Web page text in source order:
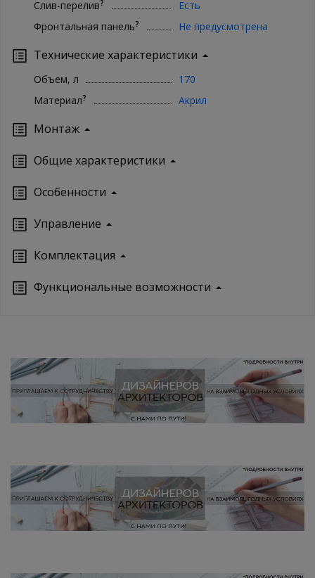
Слив-перелив?
Есть
Фронтальная панель? Не предусмотрена
Технические характеристики
Объем, л
170
Материал? Акрил
Монтаж
Oбщие характеристики
Особенности
Управление
Кoмплектация
Функциональные возможности